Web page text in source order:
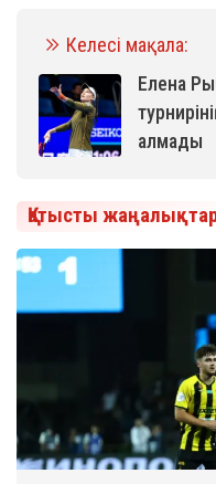
Келесі мақала:
Елена
алмады
Қатысты